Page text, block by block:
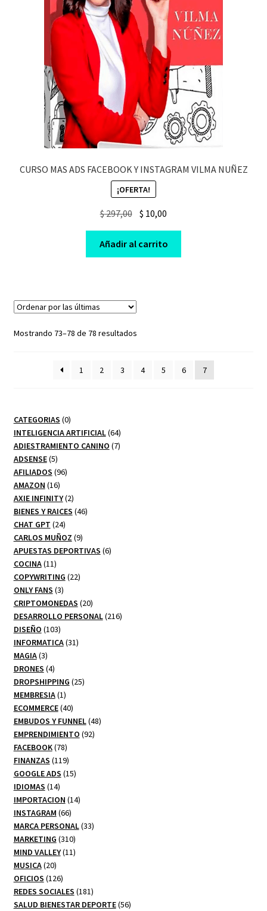
CURSO MAS ADS FACEBOOK Y INSTAGRAM VILMA NUÑEZ
¡OFERTA!
$297,00 Original
price
was:
$ 297,00.
$ 10,00
price
is:
$ 10,00.
Añadir al carrito
Mostrando 73–78 de 78 resultadosSorted
1
2 3 4 5 6 7
CATEGORIAS 00
productos
INTELIGENCIA ARTIFICIAL 6464
productos
ADIESTRAMIENTO CANINO 77
ADSENSE 55
productos
AFILIADOS 9696
AMAZON 1616
productos
AXIE INFINITY 22
productos
BIENES Y RAICES 4646
CHAT GPT 2424
productos
CARLOS MUÑOZ 99
productos
APUESTAS DEPORTIVAS 66
COCINA 1111
productos
COPYWRITING 2222
ONLY FANS 33
productos
CRIPTOMONEDAS 2020
productos
DESARROLLO PERSONAL 216216
DISEÑO 103103
productos
INFORMATICA 3131
MAGIA 33
productos
DRONES 44
productos
DROPSHIPPING 2525
MEMBRESIA 11
producto
ECOMMERCE 4040
productos
EMBUDOS Y FUNNEL 4848
EMPRENDIMIENTO 9292
FACEBOOK 7878
productos
FINANZAS 119119
productos
GOOGLE ADS 1515
IDIOMAS 1414
productos
IMPORTACION 1414
INSTAGRAM 6666
productos
MARCA PERSONAL 3333
MARKETING 310310
productos
MIND VALLEY 1111
MUSICA 2020
productos
OFICIOS 126126
productos
REDES SOCIALES 181181
productos
SALUD BIENESTAR DEPORTE 5656